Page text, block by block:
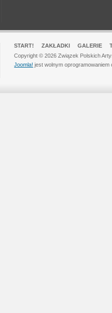
START! ZAKŁADKI GALERIE
Copyright © 2026 Związek Polskich
Joomla! jest wolnym